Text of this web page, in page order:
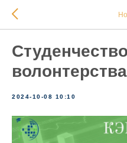
2024-10-08 10:10